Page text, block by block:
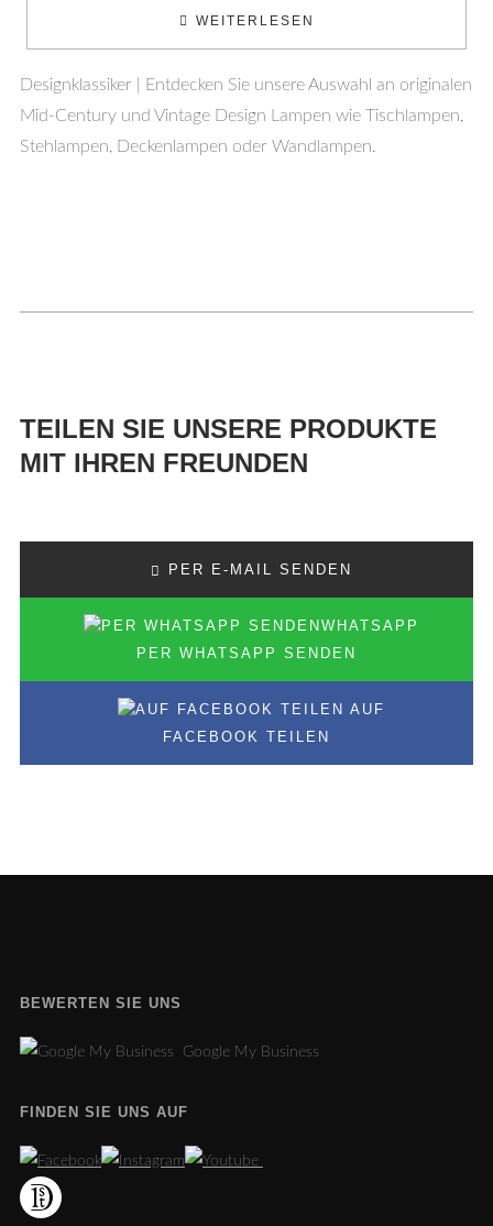
WEITERLESEN
Designklassiker | Entdecken Sie unsere Auswahl an originalen
Mid-Century und Vintage Design Lampen wie Tischlampen,
Stehlampen, Deckenlampen oder Wandlampen.
TEILEN SIE UNSERE PRODUKTE
MIT IHREN FREUNDEN
PER E-MAIL SENDEN
PER WHATSAPP SENDEN
AUF
FACEBOOK TEILEN
BEWERTEN SIE UNS
Google My Business
FINDEN SIE UNS AUF